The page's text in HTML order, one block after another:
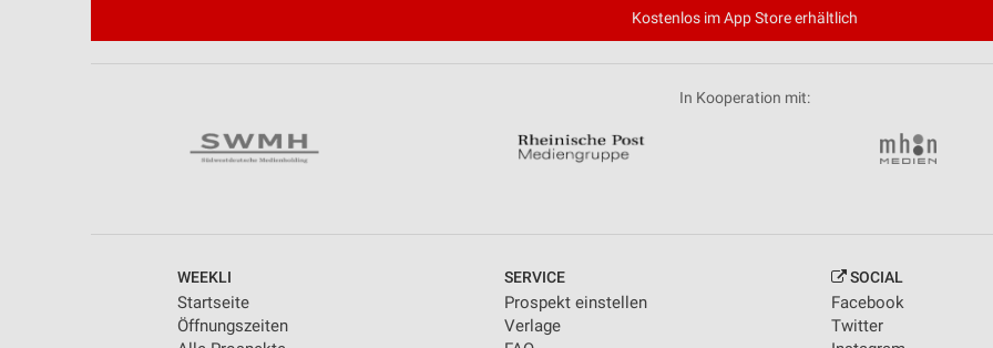
Kostenlos im App Store erhältlich
In Kooperation mit:
WEEKLI
Startseite
Öffnungszeiten
SERVICE
Prospekt einstellen
Verlage
SOCIAL
Facebook
Twitter